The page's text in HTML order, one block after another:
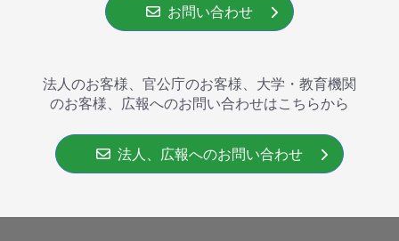
お問い合わせ
法人のお客様、官公庁のお客様、大学・教育機関
のお客様、広報へのお問い合わせはこちらから
法人、広報へのお問い合わせ